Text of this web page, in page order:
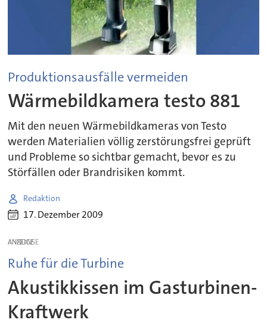
Produktionsausfälle vermeiden
Wärmebildkamera testo 881
Mit den neuen Wärmebildkameras von Testo
werden Materialien völlig zerstörungsfrei geprüft
und Probleme so sichtbar gemacht, bevor es zu
Störfällen oder Brandrisiken kommt.
Redaktion
17. Dezember 2009
ANZEIGE
Ruhe für die Turbine
Akustikkissen im Gasturbinen-
Kraftwerk